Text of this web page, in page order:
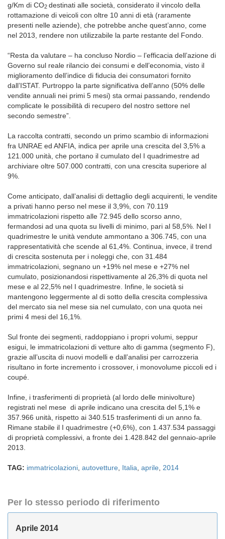
g/Km di CO2 destinati alle società, considerato il vincolo della
rottamazione di veicoli con oltre 10 anni di età (raramente
presenti nelle aziende), che potrebbe anche quest’anno, come
nel 2013, rendere non utilizzabile la parte restante del Fondo.
“Resta da valutare – ha concluso Nordio – l’efficacia dell’azione di
Governo sul reale rilancio dei consumi e dell’economia, visto il
miglioramento dell’indice di fiducia dei consumatori fornito
dall’ISTAT. Purtroppo la parte significativa dell’anno (50% delle
vendite annuali nei primi 5 mesi) sta ormai passando, rendendo
complicate le possibilità di recupero del nostro settore nel
secondo semestre”.
La raccolta contratti, secondo un primo scambio di informazioni
fra UNRAE ed ANFIA, indica per aprile una crescita del 3,5% a
121.000 unità, che portano il cumulato del I quadrimestre ad
archiviare oltre 507.000 contratti, con una crescita superiore al
9%.
Come anticipato, dall’analisi di dettaglio degli acquirenti, le vendite
a privati hanno perso nel mese il 3,9%, con 70.119
immatricolazioni rispetto alle 72.945 dello scorso anno,
fermandosi ad una quota su livelli di minimo, pari al 58,5%. Nel I
quadrimestre le unità vendute ammontano a 306.745, con una
rappresentatività che scende al 61,4%. Continua, invece, il trend
di crescita sostenuta per i noleggi che, con 31.484
immatricolazioni, segnano un +19% nel mese e +27% nel
cumulato, posizionandosi rispettivamente al 26,3% di quota nel
mese e al 22,5% nel I quadrimestre. Infine, le società si
mantengono leggermente al di sotto della crescita complessiva
del mercato sia nel mese sia nel cumulato, con una quota nei
primi 4 mesi del 16,1%.
Sul fronte dei segmenti, raddoppiano i propri volumi, seppur
esigui, le immatricolazioni di vetture alto di gamma (segmento F),
grazie all’uscita di nuovi modelli e dall’analisi per carrozzeria
risultano in forte incremento i crossover, i monovolume piccoli ed i
coupé.
Infine, i trasferimenti di proprietà (al lordo delle minivolture)
registrati nel mese di aprile indicano una crescita del 5,1% e
357.966 unità, rispetto ai 340.515 trasferimenti di un anno fa.
Rimane stabile il I quadrimestre (+0,6%), con 1.437.534 passaggi
di proprietà complessivi, a fronte dei 1.428.842 del gennaio-aprile
2013.
TAG: immatricolazioni autovetture Italia aprile 2014
Per lo stesso periodo di riferimento
Aprile 2014